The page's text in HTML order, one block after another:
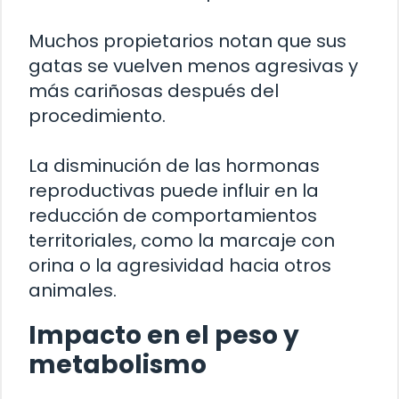
Muchos propietarios notan que sus
gatas se vuelven menos agresivas y
más cariñosas después del
procedimiento.
La disminución de las hormonas
reproductivas puede influir en la
reducción de comportamientos
territoriales, como la marcaje con
orina o la agresividad hacia otros
animales.
Impacto en el peso y
metabolismo